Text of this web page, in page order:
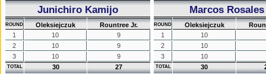
Junichiro Kamijo
ROUND Oleksiejczuk
Rountree Jr.
1
10
9
2
10
9
3
10 9
TOTAL 30 27
Marcos Rosales
ROUND Oleksiejczuk
1
10
2
10
3
10
TOTAL 30